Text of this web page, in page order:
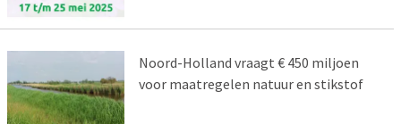
Noord-Holland vraagt € 450 miljoen
voor maatregelen natuur en stikstof